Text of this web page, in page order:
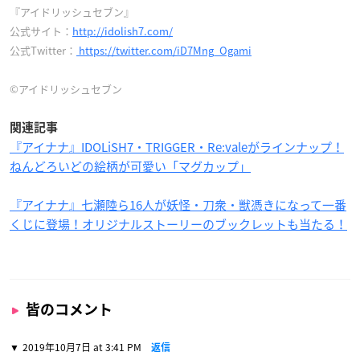
『アイドリッシュセブン』
公式サイト： http://idolish7.com/
公式Twitter： https://twitter.com/iD7Mng_Ogami
©アイドリッシュセブン
関連記事
『アイナナ』IDOLiSH7・TRIGGER・Re:valeがラインナップ！
ねんどろいどの絵柄が可愛い「マグカップ」
『アイナナ』七瀬陸ら16人が妖怪・刀衆・獣憑きになって一番
くじに登場！オリジナルストーリーのブックレットも当たる！
皆のコメント
2019年10月7日 at 3:41 PM 返信